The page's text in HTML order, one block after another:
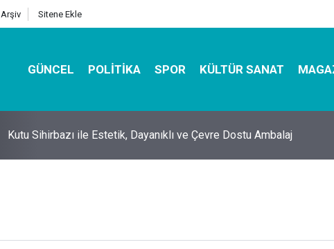
Arşiv Sitene Ekle
GÜNCEL POLITIKA SPOR KÜLTÜR SANAT
Kutu Sihirbazı ile Estetik, Dayanıklı ve Çevre Dostu Ambalaj